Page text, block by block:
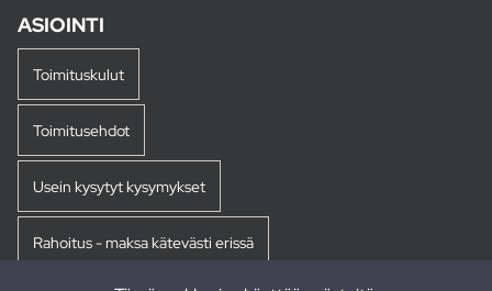
ASIOINTI
Toimituskulut
Toimitusehdot
Usein kysytyt kysymykset
Rahoitus - maksa kätevästi erissä